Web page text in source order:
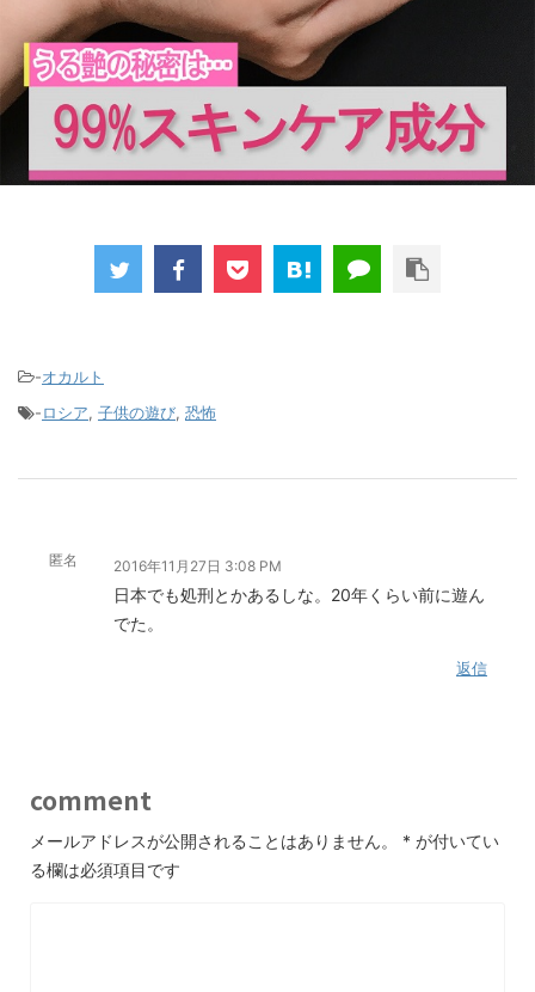
-オカルト
-ロシア, 子供の遊び, 恐怖
匿名 2016年11月27日 3:08 PM
日本でも処刑とかあるしな。20年くらい前に遊ん
でた。
返信
comment
メールアドレスが公開されることはありません。 * が付いてい
る欄は必須項目です